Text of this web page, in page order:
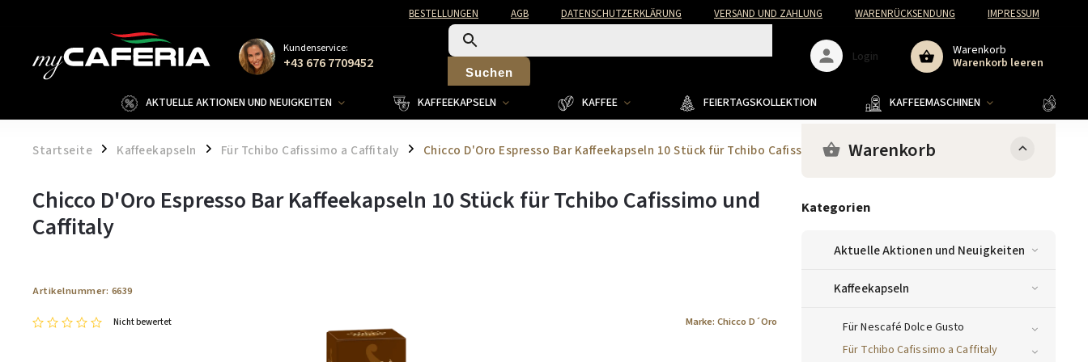
BESTELLUNGEN AGB DATENSCHUTZERKLÄRUNG VERSAND UND ZAHLUNG WARENRÜCKSENDUNG IMPRESSUM
Kundenservice:
+43 676 7709452 Suchen
Warenkorb
Warenkorb leeren
Login
AKTUELLE AKTIONEN UND NEUIGKEITEN KAFFEEKAPSELN KAFFEE FEIERTAGSKOLLEKTION KAFFEEMASCHINEN
Startseite / Kaffeekapseln / Für Tchibo Cafissimo a Caffitaly / Chicco D'Oro Espresso Bar Kaffeekapseln 10 Stück für Tchibo Cafissimo und Caffitaly
Warenkorb
Kategorien
Aktuelle Aktionen und Neuigkeiten
Kaffeekapseln
Für Nescafé Dolce Gusto
Für Tchibo Cafissimo a Caffitaly
Chicco D'Oro Espresso Bar Kaffeekapseln 10 Stück für Tchibo Cafissimo und
Caffitaly
Artikelnummer: 6639
Nicht bewertet Marke: Chicco D´Oro